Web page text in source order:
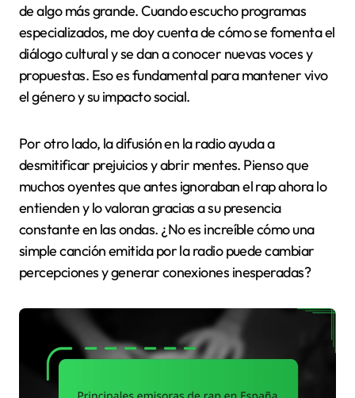
de algo más grande. Cuando escucho programas
especializados, me doy cuenta de cómo se fomenta el
diálogo cultural y se dan a conocer nuevas voces y
propuestas. Eso es fundamental para mantener vivo
el género y su impacto social.
Por otro lado, la difusión en la radio ayuda a
desmitificar prejuicios y abrir mentes. Pienso que
muchos oyentes que antes ignoraban el rap ahora lo
entienden y lo valoran gracias a su presencia
constante en las ondas. ¿No es increíble cómo una
simple canción emitida por la radio puede cambiar
percepciones y generar conexiones inesperadas?